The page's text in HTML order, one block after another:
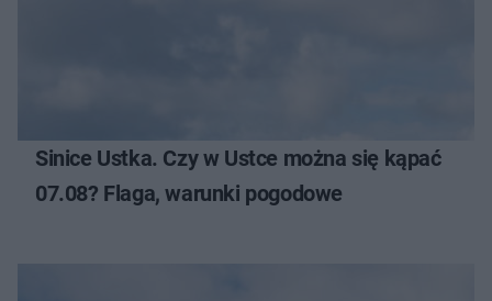
Sinice Ustka. Czy w Ustce można się kąpać
07.08? Flaga, warunki pogodowe